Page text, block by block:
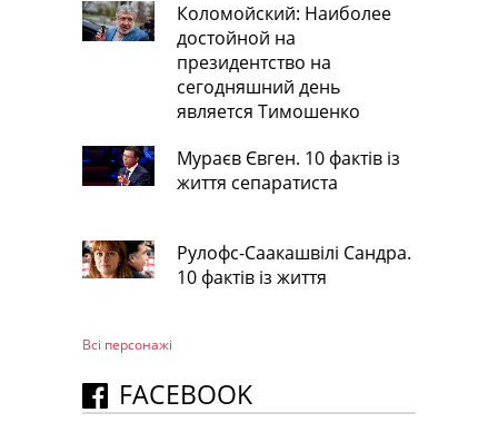
Коломойский: Наиболее
достойной на
президентство на
сегодняшний день
является Тимошенко
Мураєв Євген. 10 фактів із
життя сепаратиста
Рулофс-Саакашвілі Сандра.
10 фактів із життя
Всі персонажi
FACEBOOK